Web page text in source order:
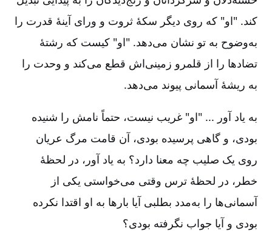
کند. "او" که روی دیگر سکۀ ثروت و ورای آینۀ قدرت را
به‌وضوح به تو نشان می‌دهد. "او" کیست که رشتۀ
تضادها را از قلمرو زمینی‌اش قطع می‌کند و وحدت را
به ریشۀ آسمانی پیوند می‌دهد.
به یاد آور ... "او" غریب نیست، حتماً نامش را شنیده
بودی، و گاهی پرسیده بودی، آن قامت مرگ عریان
روی یک صلیب چه معنا دارد؟ به یاد آور، در لحظۀ
خطر، در لحظۀ ترس وقتی می‌خواستی یکی از
آسمانی‌ها را به‌مدد بطلبی آیا بارها به او اقتدا نکرده
بودی و آیا جواب نگرفته بودی‌؟